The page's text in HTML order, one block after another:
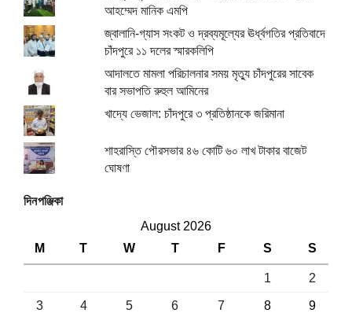
আহম্মেদ মানিক এমপি
জ্বালানি-গ্যাস সংকট ও দ্রব্যমূল্যের ঊর্ধ্বগতির প্রতিবাদে
চাঁদপুরে ১১ দলের স্মারকলিপি
আদালতে মামলা পরিচালনার সময় মৃত্যু চাঁদপুরের সাবেক
বার সভাপতি রুহুল আমিনের
খাদ্যে ভেজাল: চাঁদপুরে ৩ প্রতিষ্ঠানকে জরিমানা
শাহরাস্তি পৌরসভার ৪৬ কোটি ৬০ লাখ টাকার বাজেট
ঘোষণা
দিনপঞ্জিকা
August 2026
M
T W T F S S
1 2
3 4 5 6 7 8 9